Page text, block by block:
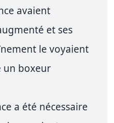
avaient
et ses
le voyaient
un boxeur
a été nécessaire